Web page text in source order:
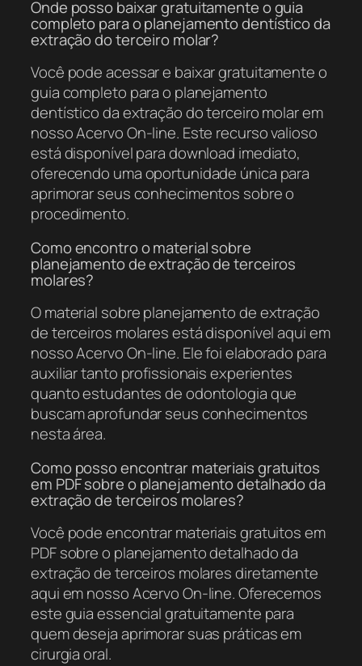
Onde posso baixar gratuitamente o guia
completo para o planejamento dentístico da
extração do terceiro molar?
Você pode acessar e baixar gratuitamente o
guia completo para o planejamento
dentístico da extração do terceiro molar em
nosso Acervo On-line. Este recurso valioso
está disponível para download imediato,
oferecendo uma oportunidade única para
aprimorar seus conhecimentos sobre o
procedimento.
Como encontro o material sobre
planejamento de extração de terceiros
molares?
O material sobre planejamento de extração
de terceiros molares está disponível aqui em
nosso Acervo On-line. Ele foi elaborado para
auxiliar tanto profissionais experientes
quanto estudantes de odontologia que
buscam aprofundar seus conhecimentos
nesta área.
Como posso encontrar materiais gratuitos
em PDF sobre o planejamento detalhado da
extração de terceiros molares?
Você pode encontrar materiais gratuitos em
PDF sobre o planejamento detalhado da
extração de terceiros molares diretamente
aqui em nosso Acervo On-line. Oferecemos
este guia essencial gratuitamente para
quem deseja aprimorar suas práticas em
cirurgia oral.